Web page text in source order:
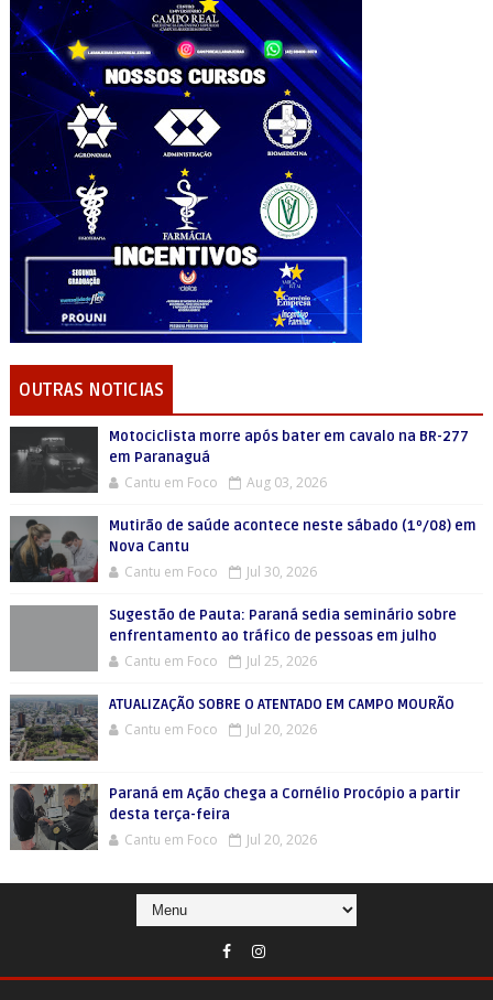
OUTRAS NOTICIAS
Motociclista morre após bater em cavalo na BR-277
em Paranaguá
Cantu em Foco Aug 03, 2026
Mutirão de saúde acontece neste sábado (1º/08) em
Nova Cantu
Cantu em Foco Jul 30, 2026
Sugestão de Pauta: Paraná sedia seminário sobre
enfrentamento ao tráfico de pessoas em julho
Cantu em Foco Jul 25, 2026
ATUALIZAÇÃO SOBRE O ATENTADO EM CAMPO MOURÃO
Cantu em Foco Jul 20, 2026
Paraná em Ação chega a Cornélio Procópio a partir
desta terça-feira
Cantu em Foco Jul 20, 2026